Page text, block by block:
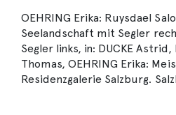
OEHRING Erika: Ruysdael
Seelandschaft mit Segler
Segler links, in: DUCKE Astrid,
Thomas, OEHRING Erika:
Residenzgalerie Salzburg.